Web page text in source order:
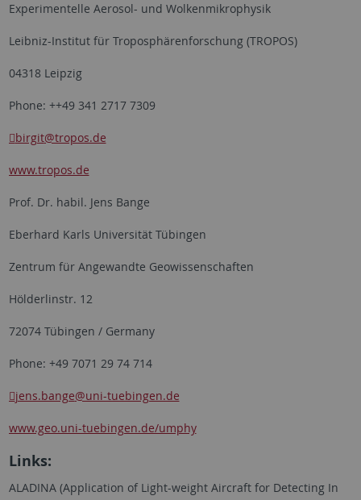
Experimentelle Aerosol- und Wolkenmikrophysik
Leibniz-Institut für Troposphärenforschung (TROPOS)
04318 Leipzig
Phone: ++49 341 2717 7309
birgit@tropos.de
www.tropos.de
Prof. Dr. habil. Jens Bange
Eberhard Karls Universität Tübingen
Zentrum für Angewandte Geowissenschaften
Hölderlinstr. 12
72074 Tübingen / Germany
Phone: +49 7071 29 74 714
jens.bange@uni-tuebingen.de
www.geo.uni-tuebingen.de/umphy
Links:
ALADINA (Application of Light-weight Aircraft for Detecting In